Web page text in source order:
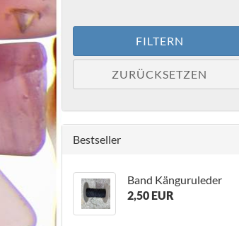
FILTERN
ZURÜCKSETZEN
Bestseller
Band Känguruleder
2,50 EUR